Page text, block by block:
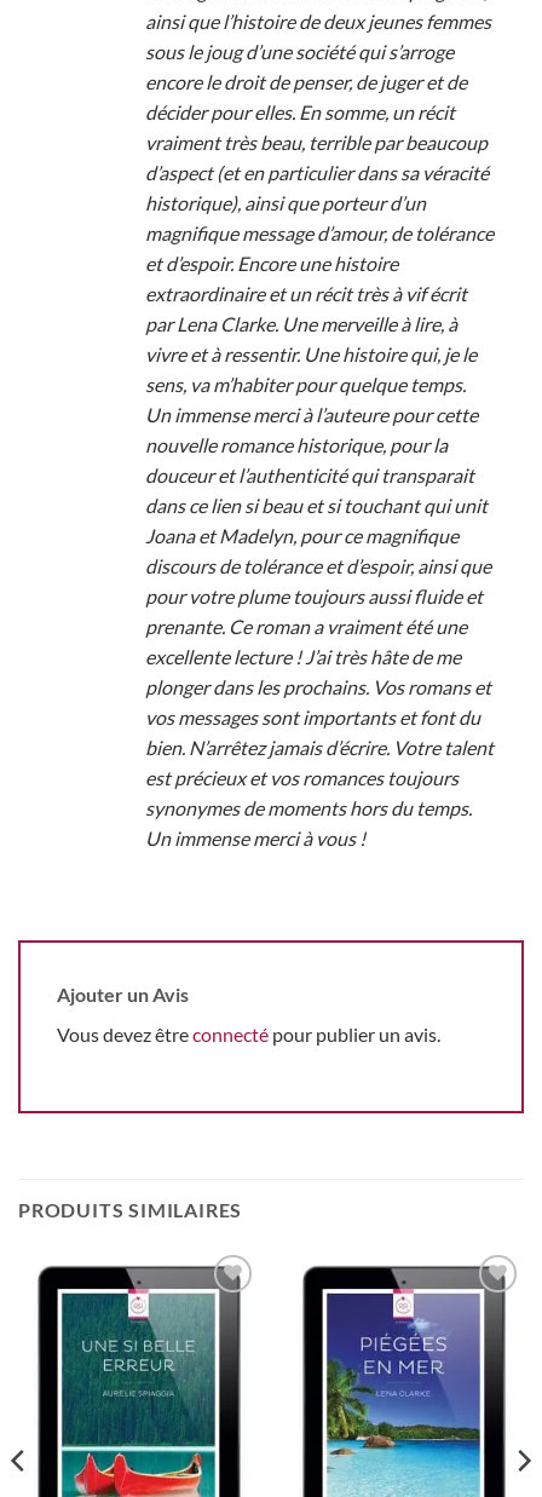
ainsi que l’histoire de deux jeunes femmes
sous le joug d’une société qui s’arroge
encore le droit de penser, de juger et de
décider pour elles. En somme, un récit
vraiment très beau, terrible par beaucoup
d’aspect (et en particulier dans sa véracité
historique), ainsi que porteur d’un
magnifique message d’amour, de tolérance
et d’espoir. Encore une histoire
extraordinaire et un récit très à vif écrit
par Lena Clarke. Une merveille à lire, à
vivre et à ressentir. Une histoire qui, je le
sens, va m’habiter pour quelque temps.
Un immense merci à l’auteure pour cette
nouvelle romance historique, pour la
douceur et l’authenticité qui transparait
dans ce lien si beau et si touchant qui unit
Joana et Madelyn, pour ce magnifique
discours de tolérance et d’espoir, ainsi que
pour votre plume toujours aussi fluide et
prenante. Ce roman a vraiment été une
excellente lecture ! J’ai très hâte de me
plonger dans les prochains. Vos romans et
vos messages sont importants et font du
bien. N’arrêtez jamais d’écrire. Votre talent
est précieux et vos romances toujours
synonymes de moments hors du temps.
Un immense merci à vous !
Ajouter un Avis
Vous devez êtreconnecté pour publier un avis.
PRODUITS SIMILAIRES